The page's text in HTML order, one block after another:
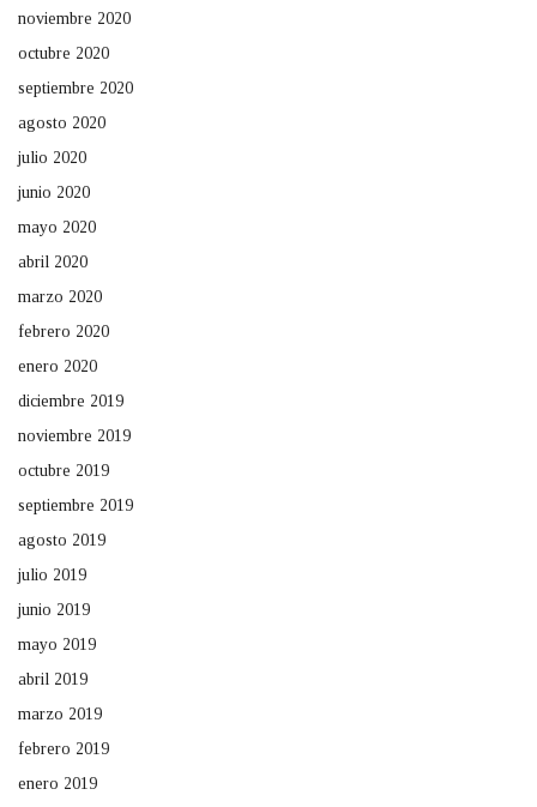
noviembre 2020
octubre 2020
septiembre 2020
agosto 2020
julio 2020
junio 2020
mayo 2020
abril 2020
marzo 2020
febrero 2020
enero 2020
diciembre 2019
noviembre 2019
octubre 2019
septiembre 2019
agosto 2019
julio 2019
junio 2019
mayo 2019
abril 2019
marzo 2019
febrero 2019
enero 2019